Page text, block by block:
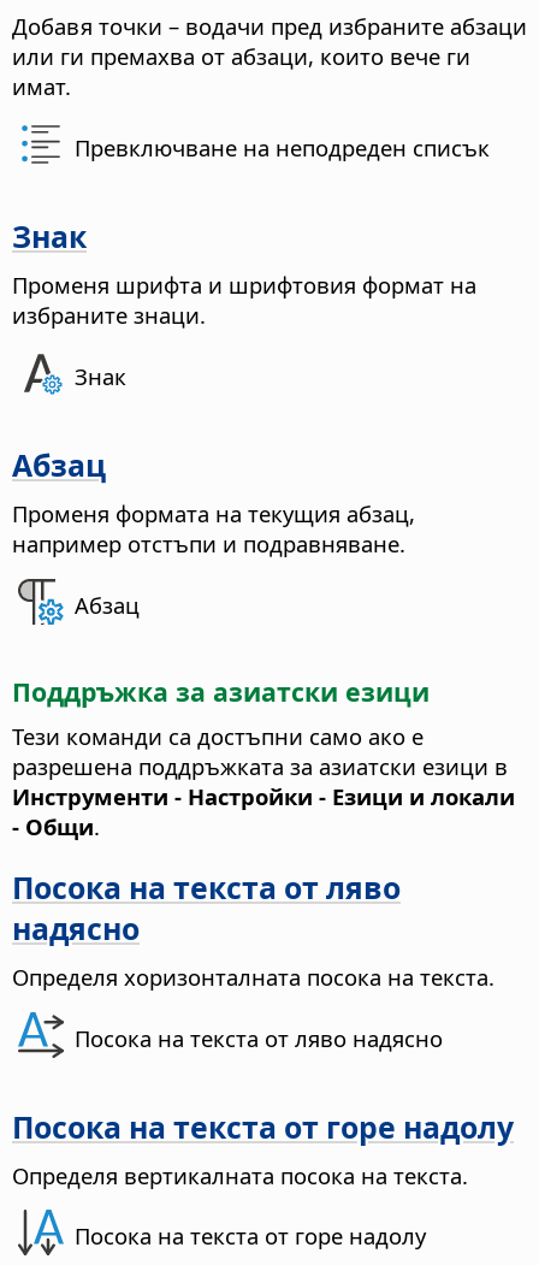
Добавя точки – водачи пред избраните абзаци
или ги премахва от абзаци, които вече ги
имат.
Превключване на неподреден списък
Знак
Променя шрифта и шрифтовия формат на
избраните знаци.
Знак
Абзац
Променя формата на текущия абзац,
например отстъпи и подравняване.
Абзац
Поддръжка за азиатски езици
Тези команди са достъпни само ако е
разрешена поддръжката за азиатски езици в
Инструменти - Настройки - Езици и локали
- Общи.
Посока на текста от ляво
надясно
Определя хоризонталната посока на текста.
Посока на текста от ляво надясно
Посока на текста от горе надолу
Определя вертикалната посока на текста.
Посока на текста от горе надолу